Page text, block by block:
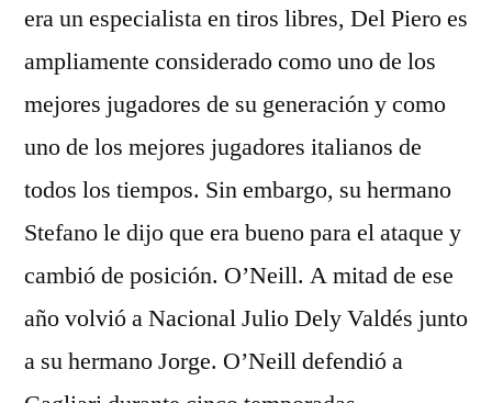
era un especialista en tiros libres, Del Piero es
ampliamente considerado como uno de los
mejores jugadores de su generación y como
uno de los mejores jugadores italianos de
todos los tiempos. Sin embargo, su hermano
Stefano le dijo que era bueno para el ataque y
cambió de posición. O’Neill. A mitad de ese
año volvió a Nacional Julio Dely Valdés junto
a su hermano Jorge. O’Neill defendió a